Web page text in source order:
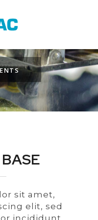
sit amet,
elit, sed
incididunt